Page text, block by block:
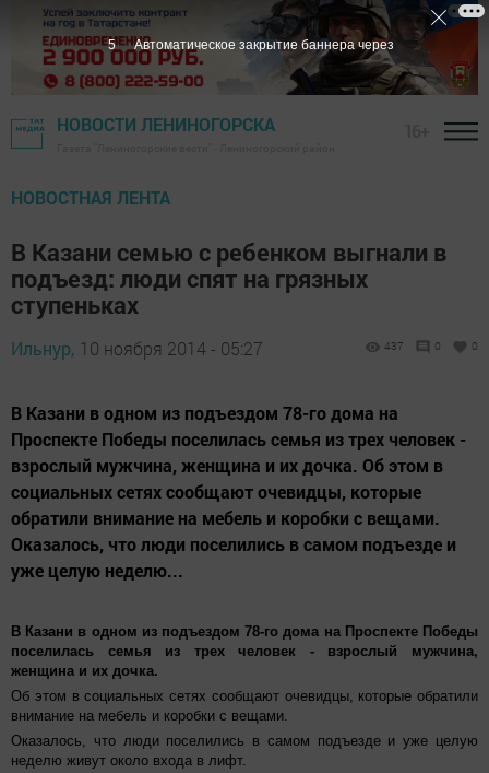
НОВОСТИ ЛЕНИНОГОРСКА
НОВОСТНАЯ ЛЕНТА
В Казани семью с ребенком выгнали в
подъезд: люди спят на грязных
ступеньках
Ильнур, 10 ноября 2014 - 05:27 437 0 0
В Казани в одном из подъездом 78-го дома на
Проспекте Победы поселилась семья из трех человек -
взрослый мужчина, женщина и их дочка. Об этом в
социальных сетях сообщают очевидцы, которые
обратили внимание на мебель и коробки с вещами.
Оказалось, что люди поселились в самом подъезде и
уже целую неделю...
В Казани в одном из подъездом 78-го дома на Проспекте Победы
поселилась семья из трех человек - взрослый мужчина,
женщина и их дочка.
Об этом в социальных сетях сообщают очевидцы, которые обратили
внимание на мебель и коробки с вещами.
Оказалось, что люди поселились в самом подъезде и уже целую
неделю живут около входа в лифт.
4 Автоматическое закрытие баннера через